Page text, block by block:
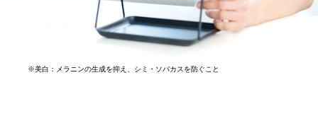
※美白：メラニンの生成を抑え、シミ・ソバカスを防ぐこと